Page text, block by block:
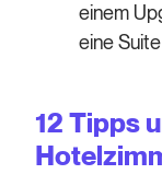
einem
eine
12 Tipps